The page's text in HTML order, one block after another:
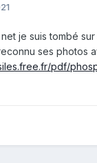
je suis tombé
ses photos
pdf/